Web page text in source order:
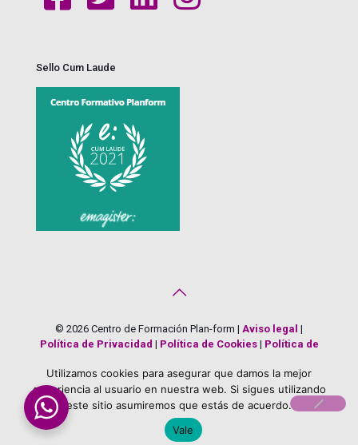
Sello Cum Laude
© 2026 Centro de Formación Plan-form | Aviso legal |
Política de Privacidad | Política de Cookies| Política de
About Us Career Terms Team Members
Utilizamos cookies para asegurar que damos la mejor
experiencia al usuario en nuestra web. Si sigues utilizando
este sitio asumiremos que estás de acuerdo.
Vale